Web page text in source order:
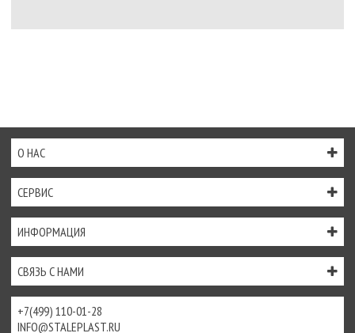
О НАС
СЕРВИС
ИНФОРМАЦИЯ
СВЯЗЬ С НАМИ
+7(499) 110-01-28
INFO@STALEPLAST.RU